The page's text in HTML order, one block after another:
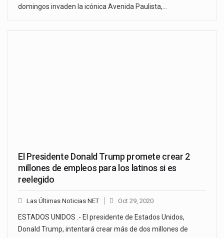
domingos invaden la icónica Avenida Paulista,…
El Presidente Donald Trump promete crear 2
millones de empleos para los latinos si es
reelegido
Las Últimas Noticias NET Oct 29, 2020
ESTADOS UNIDOS .- El presidente de Estados Unidos,
Donald Trump, intentará crear más de dos millones de